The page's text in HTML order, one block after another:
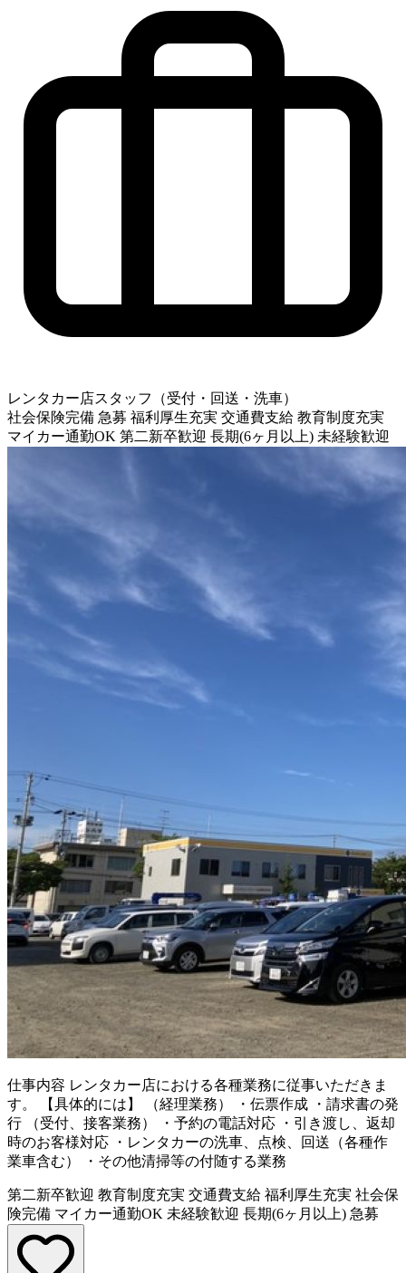
レンタカー店スタッフ（受付・回送・洗車）
社会保険完備 急募 福利厚生充実 交通費支給 教育制度充実
マイカー通勤OK 第二新卒歓迎 長期(6ヶ月以上) 未経験歓迎
仕事内容 レンタカー店における各種業務に従事いただきま
す。 【具体的には】 （経理業務） ・伝票作成 ・請求書の発
行 （受付、接客業務） ・予約の電話対応 ・引き渡し、返却
時のお客様対応 ・レンタカーの洗車、点検、回送（各種作
業車含む） ・その他清掃等の付随する業務
第二新卒歓迎 教育制度充実 交通費支給 福利厚生充実 社会保
険完備 マイカー通勤OK 未経験歓迎 長期(6ヶ月以上) 急募